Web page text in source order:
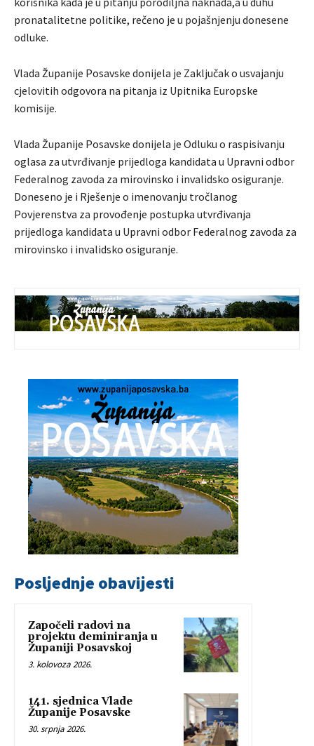
pronatalitetne politike, rečeno je u pojašnjenju donesene
odluke.
Vlada Županije Posavske donijela je Zaključak o usvajanju
cjelovitih odgovora na pitanja iz Upitnika Europske
komisije.
Vlada Županije Posavske donijela je Odluku o raspisivanju
oglasa za utvrđivanje prijedloga kandidata u Upravni odbor
Federalnog zavoda za mirovinsko i invalidsko osiguranje.
Doneseno je i Rješenje o imenovanju tročlanog
Povjerenstva za provođenje postupka utvrđivanja
prijedloga kandidata u Upravni odbor Federalnog zavoda za
mirovinsko i invalidsko osiguranje.
Posljednje obavijesti
Započeli radovi na
projektu deminiranja u
Županiji Posavskoj
3. kolovoza 2026.
141. sjednica Vlade
Županije Posavske
30. srpnja 2026.